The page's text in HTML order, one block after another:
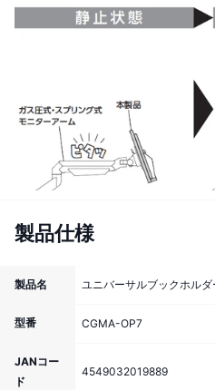
製品仕様
製品名 ユニバーサルブックホルダ
型番 CGMA-OP7
JANコー
ド
4549032019889